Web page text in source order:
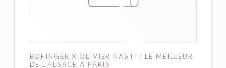
BOFINGER X OLIVIER NASTI : LE MEILLEUR
DE L'ALSACE À PARIS